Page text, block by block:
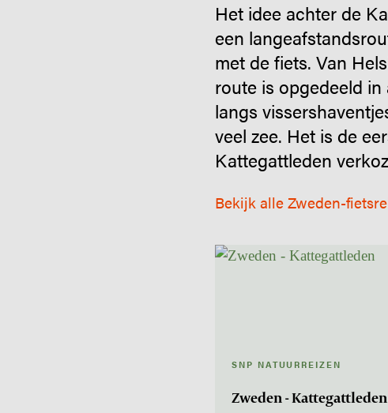
SNP NATUURREIZEN
Zweden - Kattegattleden
Het idee achter de
een
met de fiets. Van
route is opgedeeld
langs
veel zee. Het is de
Kattegattleden
Bekijk alle Zweden-